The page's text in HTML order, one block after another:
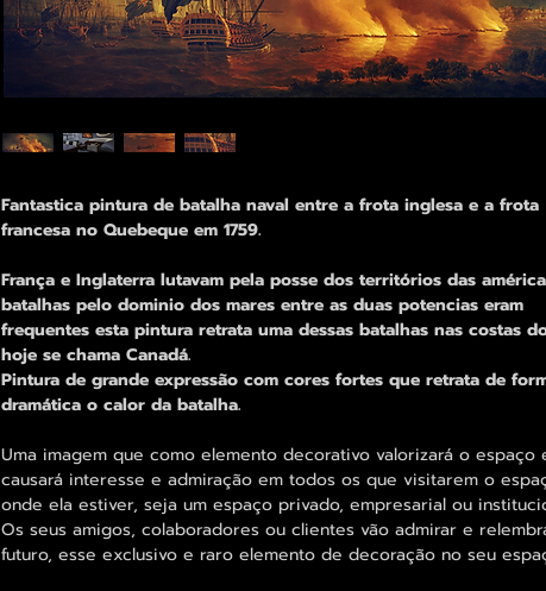
Fantastica pintura de batalha naval entre a frota inglesa e a frota
francesa no Quebeque em 1759.
França e Inglaterra lutavam pela posse dos territórios das
batalhas pelo dominio dos mares entre as duas potencias eram
frequentes esta pintura retrata uma dessas batalhas nas costas
hoje se chama Canadá.
Pintura de grande expressão com cores fortes que retrata de
dramática o calor da batalha.
Uma imagem que como elemento decorativo valorizará o espaço
causará interesse e admiração em todos os que visitarem o
onde ela estiver, seja um espaço privado, empresarial ou
Os seus amigos, colaboradores ou clientes vão admirar e
futuro, esse exclusivo e raro elemento de decoração no seu